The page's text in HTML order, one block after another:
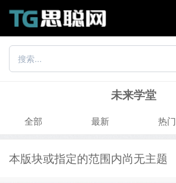
未来学堂
全部 最新 热门
本版块或指定的范围内尚无主题